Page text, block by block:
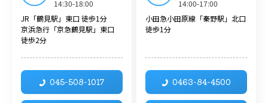
14:30-18:00
JR「鶴見駅」東口 徒歩1分
京浜急行「京急鶴見駅」東口
徒歩2分
045-508-1017
14:00-17:00
小田急小田原線「秦野駅」北口
徒歩1分
0463-84-4500